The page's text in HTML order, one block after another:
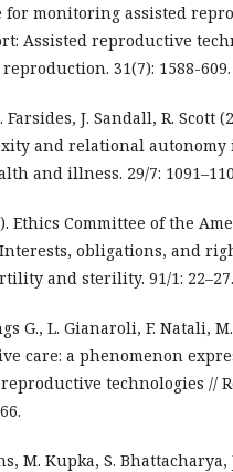
monitoring assisted
Assisted reproductive
31(7): 1588-609.
J. Sandall, R. Scott
and relational autonomy
and illness. 29/7:
Ethics Committee of the
obligations, and
and sterility. 91/1: 22–27.
G., L. Gianaroli, F. Natali,
care: a phenomenon
technologies //
M. Kupka, S. Bhattacharya,